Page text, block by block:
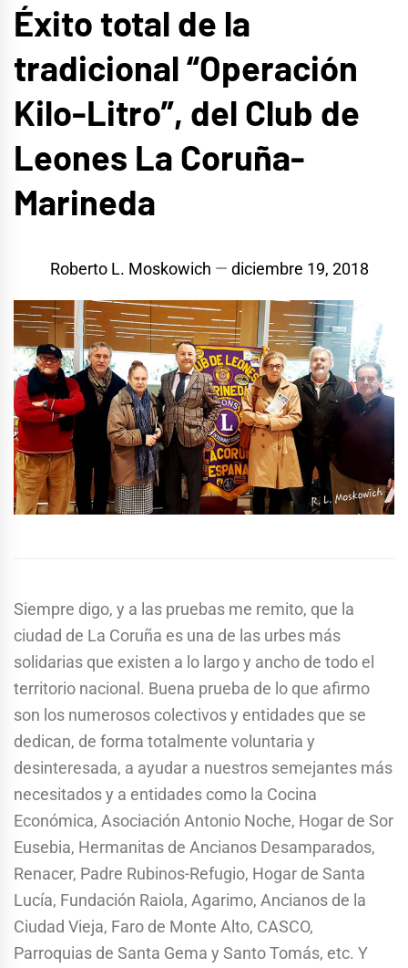
Éxito total de la
tradicional “Operación
Kilo-Litro”, del Club de
Leones La Coruña-
Marineda
Roberto L. Moskowich diciembre 19, 2018
Siempre digo, y a las pruebas me remito, que la
ciudad de La Coruña es una de las urbes más
solidarias que existen a lo largo y ancho de todo el
territorio nacional. Buena prueba de lo que afirmo
son los numerosos colectivos y entidades que se
dedican, de forma totalmente voluntaria y
desinteresada, a ayudar a nuestros semejantes más
necesitados y a entidades como la Cocina
Económica, Asociación Antonio Noche, Hogar de Sor
Eusebia, Hermanitas de Ancianos Desamparados,
Renacer, Padre Rubinos-Refugio, Hogar de Santa
Lucía, Fundación Raiola, Agarimo, Ancianos de la
Ciudad Vieja, Faro de Monte Alto, CASCO,
Parroquias de Santa Gema y Santo Tomás, etc. Y